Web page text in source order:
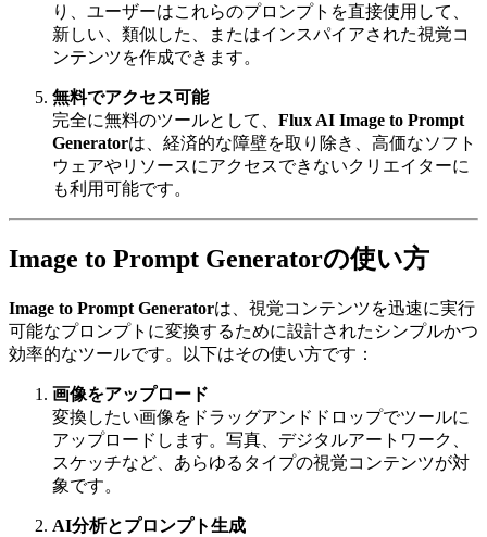
り、ユーザーはこれらのプロンプトを直接使用して、
新しい、類似した、またはインスパイアされた視覚コ
ンテンツを作成できます。
無料でアクセス可能
完全に無料のツールとして、 Flux AI Image to Prompt
Generatorは、経済的な障壁を取り除き、高価なソフト
ウェアやリソースにアクセスできないクリエイターに
も利用可能です。
Image to Prompt Generatorの使い方
Image to Prompt Generatorは、視覚コンテンツを迅速に実行
可能なプロンプトに変換するために設計されたシンプルかつ
効率的なツールです。以下はその使い方です：
画像をアップロード
変換したい画像をドラッグアンドドロップでツールに
アップロードします。写真、デジタルアートワーク、
スケッチなど、あらゆるタイプの視覚コンテンツが対
象です。
AI分析とプロンプト生成